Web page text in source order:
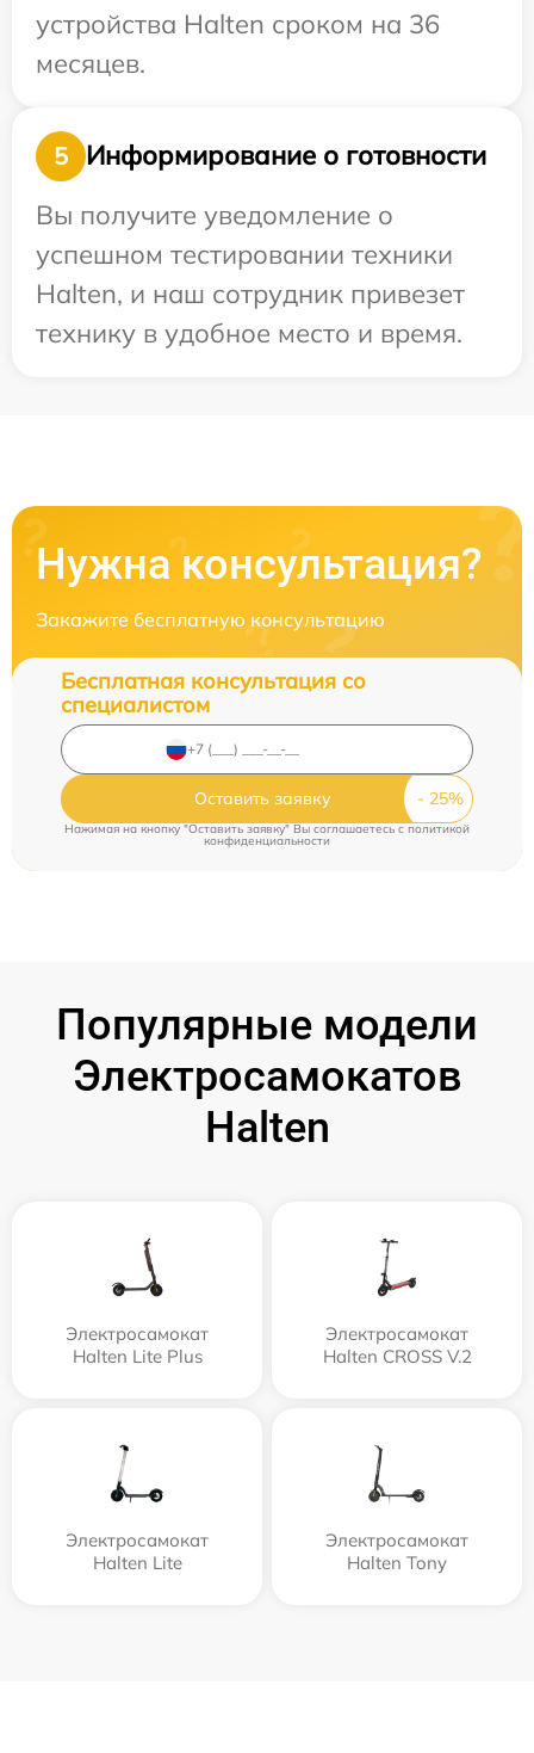
устройства Halten сроком на 36
месяцев.
5
Информирование о готовности
Вы получите уведомление о
успешном тестировании техники
Halten, и наш сотрудник привезет
технику в удобное место и время.
Нужна консультация?
Закажите бесплатную консультацию
Бесплатная консультация со
специалистом
Оставить заявку
Нажимая на кнопку "Оставить заявку" Вы соглашаетесь cполитикой
конфиденциальности
Популярные модели
Электросамокатов
Halten
Электросамокат
Halten Lite Plus
Электросамокат
Halten CROSS V.2
Электросамокат
Halten Lite
Электросамокат
Halten Tony